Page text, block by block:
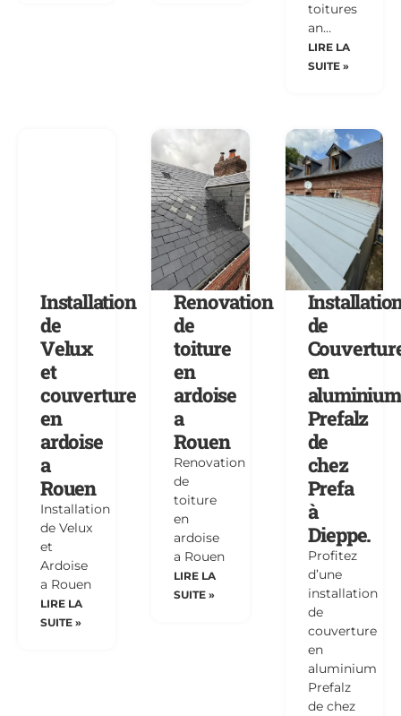
toitures
an…
LIRE LA
SUITE »
Installation
de
Velux
et
couverture
en
ardoise
a
Rouen
Installation
de Velux
et
Ardoise
a Rouen
LIRE LA
SUITE »
Renovation
de
toiture
en
ardoise
a
Rouen
Renovation
de
toiture
en
ardoise
a Rouen
LIRE LA
SUITE »
de
en
aluminium
Prefalz
de
chez
Prefa
à
Dieppe.
Profitez
d’une
installation
de
couverture
en
aluminium
Prefalz
de chez